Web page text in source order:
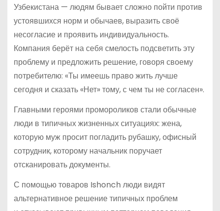
Узбекистана — людям бывает сложно пойти против
устоявшихся норм и обычаев, выразить своё
несогласие и проявить индивидуальность.
Компания берёт на себя смелость подсветить эту
проблему и предложить решение, говоря своему
потребителю: «Ты имеешь право жить лучше
сегодня и сказать «Нет» тому, с чем ты не согласен».
Главными героями промороликов стали обычные
люди в типичных жизненных ситуациях: жена,
которую муж просит погладить рубашку, офисный
сотрудник, которому начальник поручает
отсканировать документы.
С помощью товаров Ishonch люди видят
альтернативное решение типичных проблем